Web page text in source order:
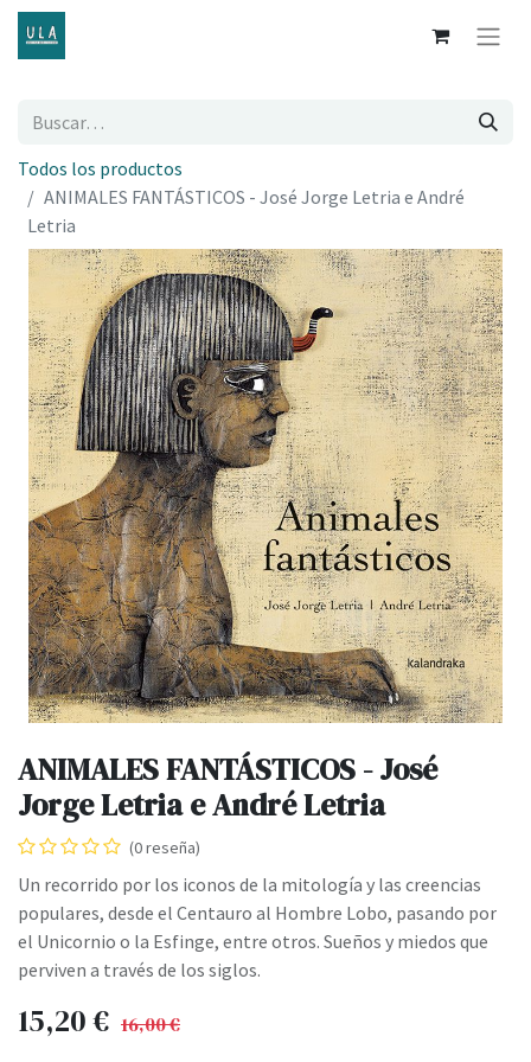
Todos los productos
ANIMALES FANTÁSTICOS - José Jorge Letria e André
Letria
ANIMALES FANTÁSTICOS - José
Jorge Letria e André Letria
(0 reseña)
Un recorrido por los iconos de la mitología y las creencias
populares, desde el Centauro al Hombre Lobo, pasando por
el Unicornio o la Esfinge, entre otros. Sueños y miedos que
perviven a través de los siglos.
15,20€ 16,00€